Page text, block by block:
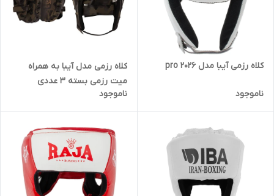
کلاه رزمی آیبا مدل pro 2026
ناموجود
کلاه رزمی مدل آیبا به همراه
میت رزمی بسته 3 عددی
ناموجود